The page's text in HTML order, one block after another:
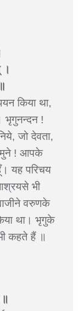
।
किया था,
भृगुनन्दन !
जो देवता,
! आपके
यह परिचय
भी
वरुणके
था। भृगुके
कहते हैं ॥
॥